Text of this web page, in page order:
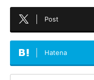
Post
Hatena